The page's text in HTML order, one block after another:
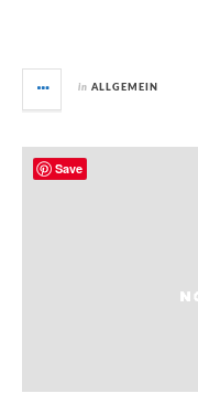
in ALLGEMEIN
Save